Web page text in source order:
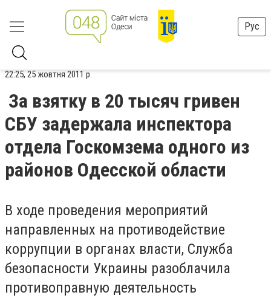
Рус
22:25, 25 жовтня 2011 р.
За взятку в 20 тысяч гривен
СБУ задержала инспектора
отдела Госкомзема одного из
районов Одесской области
В ходе проведения мероприятий
направленных на противодействие
коррупции в органах власти, Служба
безопасности Украины разоблачила
противоправную деятельность